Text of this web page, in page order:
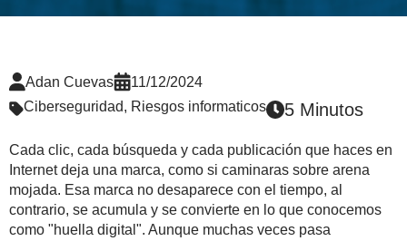
Adan Cuevas
11/12/2024
Ciberseguridad, Riesgos informaticos 5 Minutos
Cada clic, cada búsqueda y cada publicación que haces en
Internet deja una marca, como si caminaras sobre arena
mojada. Esa marca no desaparece con el tiempo, al
contrario, se acumula y se convierte en lo que conocemos
como "huella digital". Aunque muchas veces pasa